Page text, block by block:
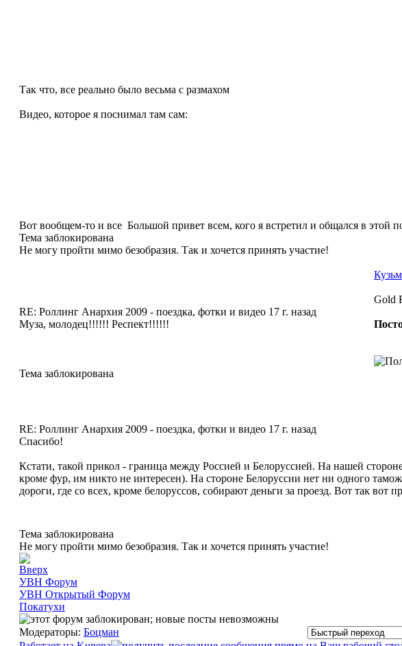
Так что, все реально было весьма с размахом
Видео, которое я поснимал там сам:
Вот вообщем-то и все Большой привет всем, кого я встретил и общался в этой
Тема заблокирована
Не могу пройти мимо безобразия. Так и хочется принять участие!
RE: Роллинг Анархия 2009 - поездка, фотки и видео 17 г. назад
Муза, молодец!!!!!! Респект!!!!!!
Gold
Тема заблокирована
RE: Роллинг Анархия 2009 - поездка, фотки и видео 17 г. назад
Спасибо!
Кстати, такой прикол - граница между Россией и Белоруссией. На нашей
кроме фур, им никто не интересен). На стороне Белоруссии нет ни одного
дороги, где со всех, кроме белоруссов, собирают деньги за проезд. Вот так вот
Тема заблокирована
Не могу пройти мимо безобразия. Так и хочется принять участие!
УВН Форум
УВН Открытый Форум
Покатухи
Модераторы: Боцман